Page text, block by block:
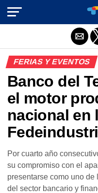
FERIAS Y EVENTOS
Banco del
el motor
nacional en
Por cuarto año
su compromiso con el
presentarse como uno
del sector bancario y
Salir de